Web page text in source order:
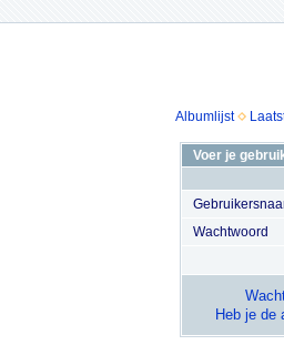
Albumlijst
Voer je
Wachtwoord
Heb je de